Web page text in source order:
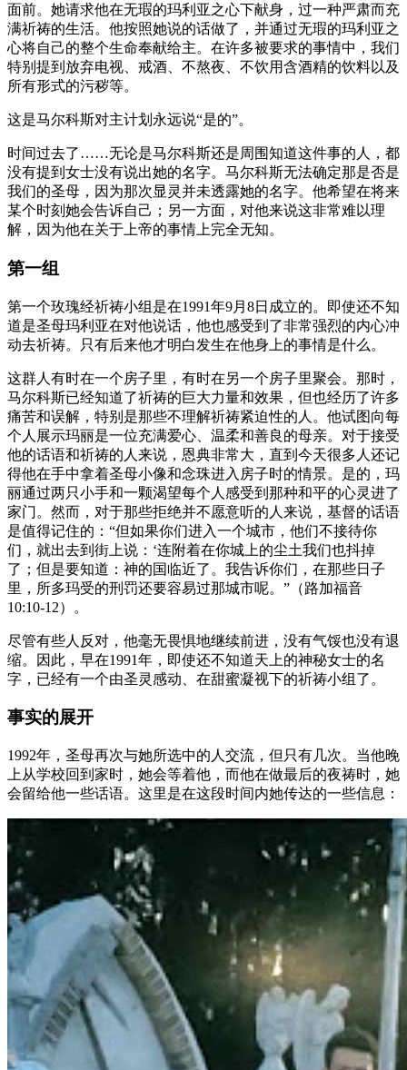
面前。她请求他在无瑕的玛利亚之心下献身，过一种严肃而充
满祈祷的生活。他按照她说的话做了，并通过无瑕的玛利亚之
心将自己的整个生命奉献给主。在许多被要求的事情中，我们
特别提到放弃电视、戒酒、不熬夜、不饮用含酒精的饮料以及
所有形式的污秽等。
这是马尔科斯对主计划永远说“是的”。
时间过去了……无论是马尔科斯还是周围知道这件事的人，都
没有提到女士没有说出她的名字。马尔科斯无法确定那是否是
我们的圣母，因为那次显灵并未透露她的名字。他希望在将来
某个时刻她会告诉自己；另一方面，对他来说这非常难以理
解，因为他在关于上帝的事情上完全无知。
第一组
第一个玫瑰经祈祷小组是在1991年9月8日成立的。即使还不知
道是圣母玛利亚在对他说话，他也感受到了非常强烈的内心冲
动去祈祷。只有后来他才明白发生在他身上的事情是什么。
这群人有时在一个房子里，有时在另一个房子里聚会。那时，
马尔科斯已经知道了祈祷的巨大力量和效果，但也经历了许多
痛苦和误解，特别是那些不理解祈祷紧迫性的人。他试图向每
个人展示玛丽是一位充满爱心、温柔和善良的母亲。对于接受
他的话语和祈祷的人来说，恩典非常大，直到今天很多人还记
得他在手中拿着圣母小像和念珠进入房子时的情景。是的，玛
丽通过两只小手和一颗渴望每个人感受到那种和平的心灵进了
家门。然而，对于那些拒绝并不愿意听的人来说，基督的话语
是值得记住的：“但如果你们进入一个城市，他们不接待你
们，就出去到街上说：‘连附着在你城上的尘土我们也抖掉
了；但是要知道：神的国临近了。我告诉你们，在那些日子
里，所多玛受的刑罚还要容易过那城市呢。”（路加福音
10:10-12）。
尽管有些人反对，他毫无畏惧地继续前进，没有气馁也没有退
缩。因此，早在1991年，即使还不知道天上的神秘女士的名
字，已经有一个由圣灵感动、在甜蜜凝视下的祈祷小组了。
事实的展开
1992年，圣母再次与她所选中的人交流，但只有几次。当他晚
上从学校回到家时，她会等着他，而他在做最后的夜祷时，她
会留给他一些话语。这里是在这段时间内她传达的一些信息：